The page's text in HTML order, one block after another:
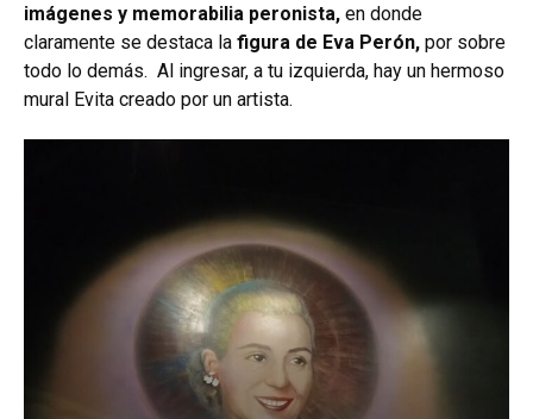
imágenes y memorabilia peronista, en donde
claramente se destaca la figura de Eva Perón, por sobre
todo lo demás. Al ingresar, a tu izquierda, hay un hermoso
mural Evita creado por un artista.